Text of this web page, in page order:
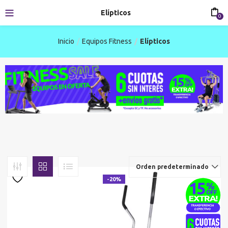
Elípticos 0
Inicio Equipos Fitness Elípticos
Orden predeterminado
-20%